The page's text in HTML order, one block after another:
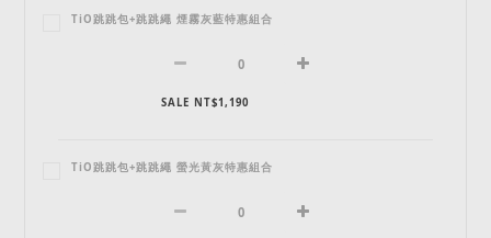
TiO跳跳包+跳跳繩 煙霧灰藍特惠組合
SALE NT$1,190
TiO跳跳包+跳跳繩 螢光黃灰特惠組合